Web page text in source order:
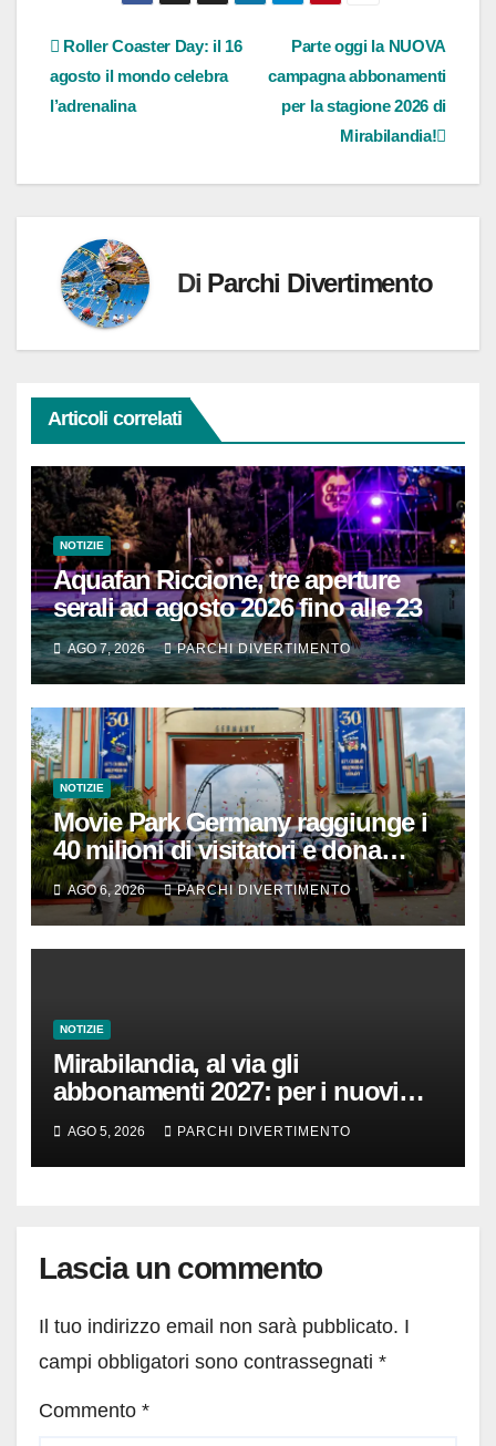
Navigazione
articoli
Parte oggi la NUOVA
campagna abbonamenti
per la stagione 2026 di
Mirabilandia!
Roller Coaster Day: il 16
agosto il mondo celebra
l’adrenalina
Di Parchi Divertimento
Articoli correlati
NOTIZIE
Aquafan Riccione, tre aperture
serali ad agosto 2026 fino alle 23
AGO 7, 2026 PARCHI DIVERTIMENTO
NOTIZIE
Movie Park Germany raggiunge i
40 milioni di visitatori e dona
40.000 euro
AGO 6, 2026 PARCHI DIVERTIMENTO
NOTIZIE
Mirabilandia, al via gli
abbonamenti 2027: per i nuovi
iscritti il 2026 è in omaggio
AGO 5, 2026 PARCHI DIVERTIMENTO
Lascia un commento
Il tuo indirizzo email non sarà pubblicato. I
campi obbligatori sono contrassegnati *
Commento *